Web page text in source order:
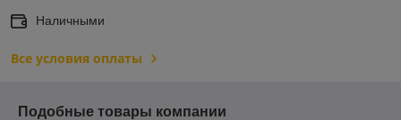
Наличными
Все условия оплаты
Подобные товары компании